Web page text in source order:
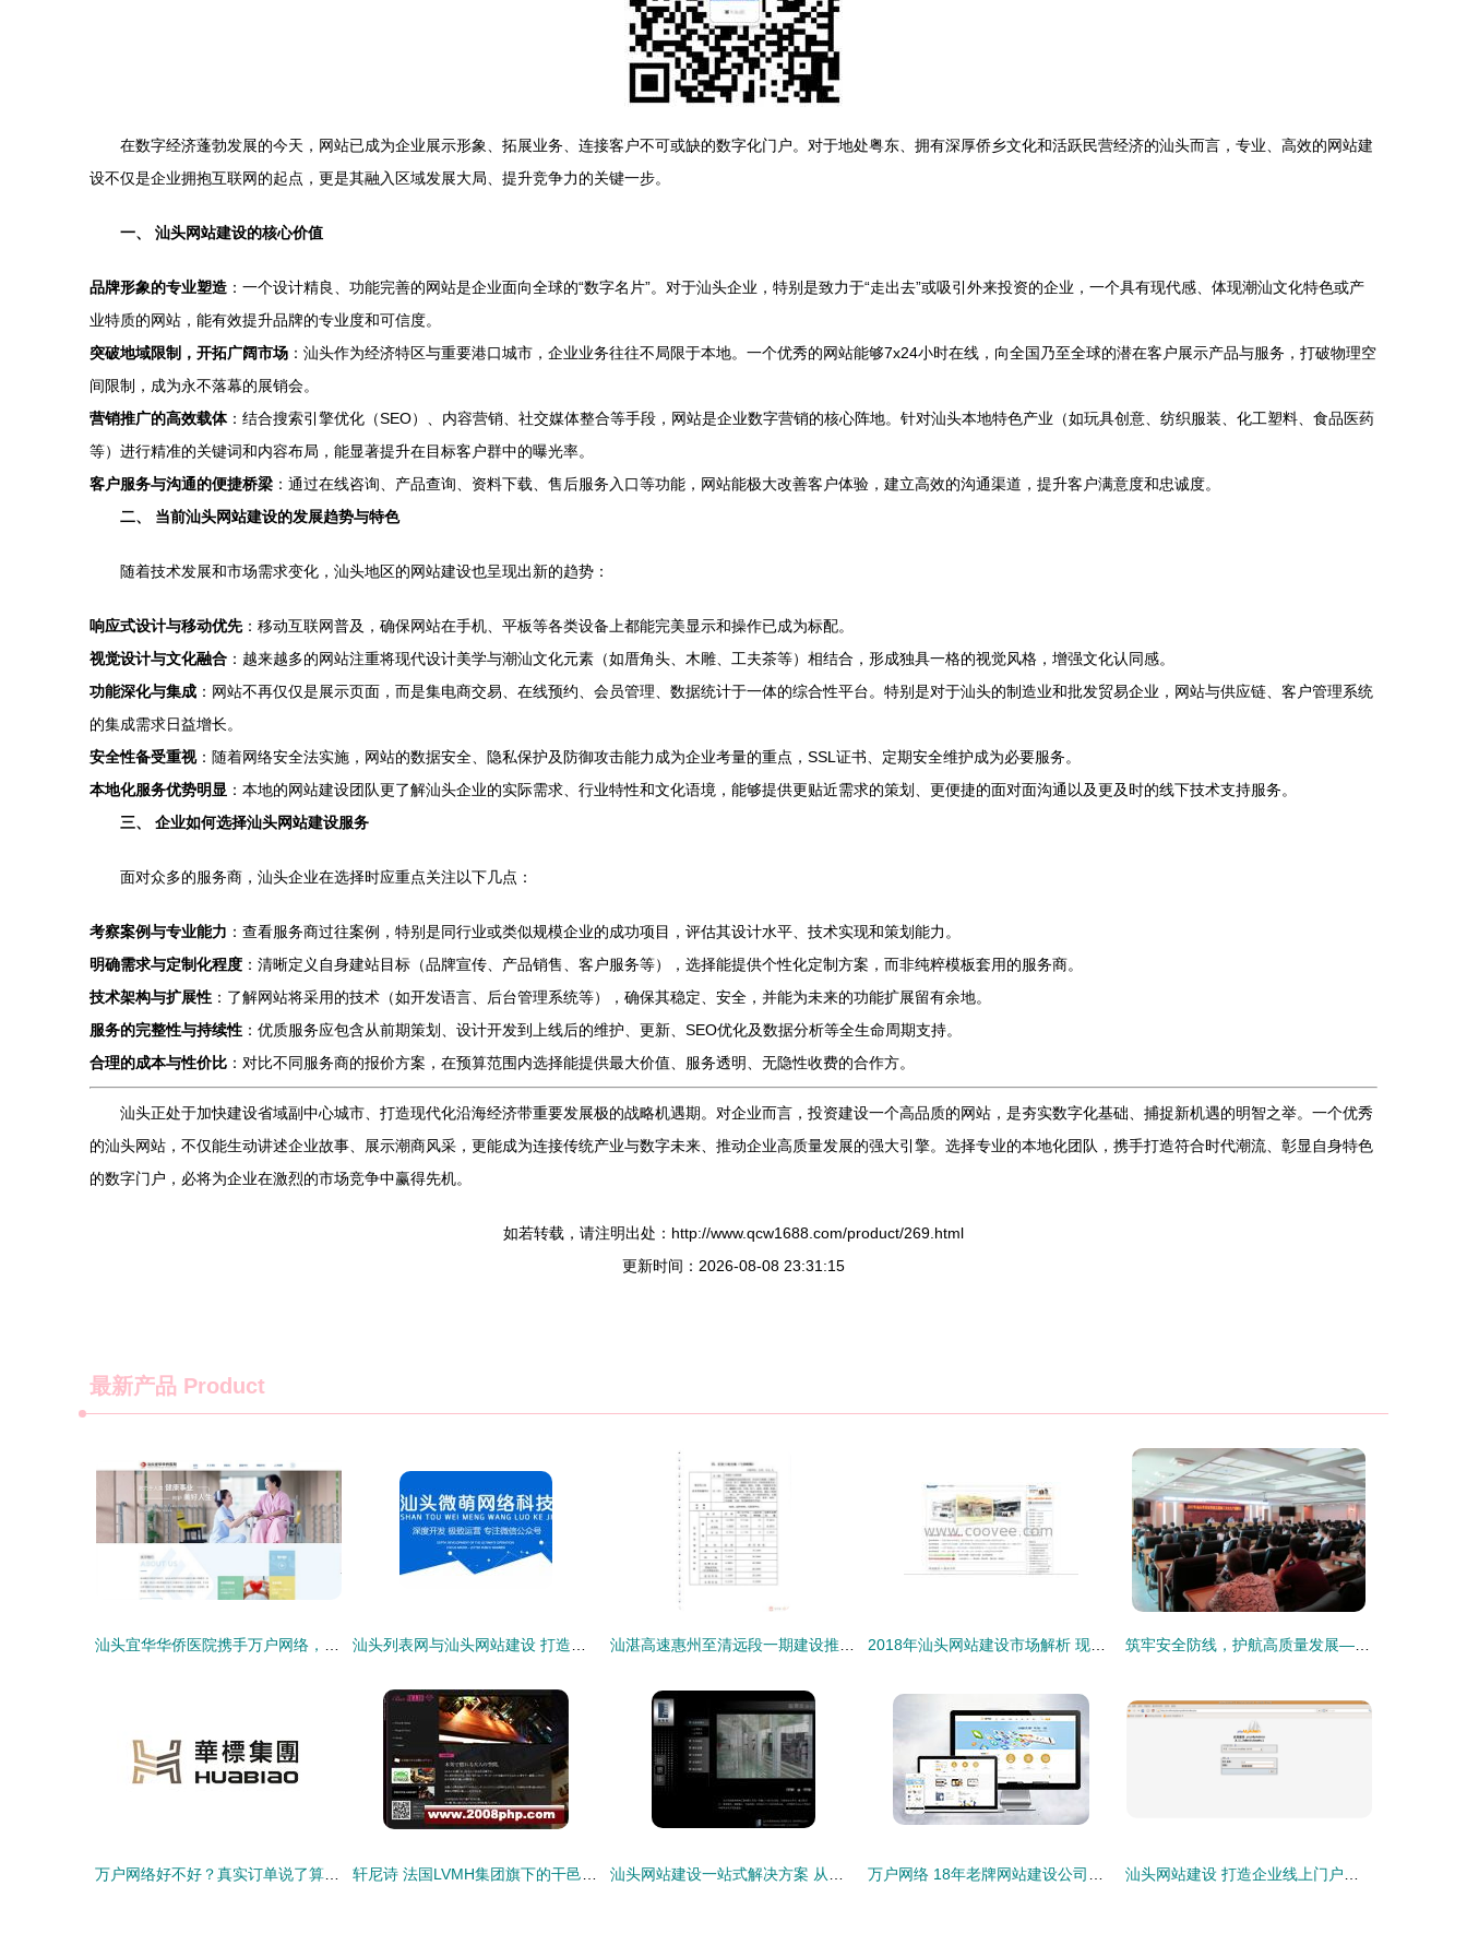
在数字经济蓬勃发展的今天，网站已成为企业展示形象、拓展业务、连接客户不可或缺的数字化门户。对于地处粤东、拥有深厚侨乡文化和活跃民营经济的汕头而言，专业、高效的网站建
设不仅是企业拥抱互联网的起点，更是其融入区域发展大局、提升竞争力的关键一步。
一、 汕头网站建设的核心价值
品牌形象的专业塑造 ：一个设计精良、功能完善的网站是企业面向全球的“数字名片”。对于汕头企业，特别是致力于“走出去”或吸引外来投资的企业，一个具有现代感、体现潮汕文化特色或产
业特质的网站，能有效提升品牌的专业度和可信度。
突破地域限制，开拓广阔市场 ：汕头作为经济特区与重要港口城市，企业业务往往不局限于本地。一个优秀的网站能够7x24小时在线，向全国乃至全球的潜在客户展示产品与服务，打破物理空
间限制，成为永不落幕的展销会。
营销推广的高效载体：结合搜索引擎优化（SEO）、内容营销、社交媒体整合等手段，网站是企业数字营销的核心阵地。针对汕头本地特色产业（如玩具创意、纺织服装、化工塑料、食品医药
等）进行精准的关键词和内容布局，能显著提升在目标客户群中的曝光率。
客户服务与沟通的便捷桥梁 ：通过在线咨询、产品查询、资料下载、售后服务入口等功能，网站能极大改善客户体验，建立高效的沟通渠道，提升客户满意度和忠诚度。
二、 当前汕头网站建设的发展趋势与特色
随着技术发展和市场需求变化，汕头地区的网站建设也呈现出新的趋势：
响应式设计与移动优先：移动互联网普及，确保网站在手机、平板等各类设备上都能完美显示和操作已成为标配。
视觉设计与文化融合 ：越来越多的网站注重将现代设计美学与潮汕文化元素（如厝角头、木雕、工夫茶等）相结合，形成独具一格的视觉风格，增强文化认同感。
功能深化与集成 ：网站不再仅仅是展示页面，而是集电商交易、在线预约、会员管理、数据统计于一体的综合性平台。特别是对于汕头的制造业和批发贸易企业，网站与供应链、客户管理系统
的集成需求日益增长。
安全性备受重视：随着网络安全法实施，网站的数据安全、隐私保护及防御攻击能力成为企业考量的重点，SSL证书、定期安全维护成为必要服务。
本地化服务优势明显 ：本地的网站建设团队更了解汕头企业的实际需求、行业特性和文化语境，能够提供更贴近需求的策划、更便捷的面对面沟通以及更及时的线下技术支持服务。
三、 企业如何选择汕头网站建设服务
面对众多的服务商，汕头企业在选择时应重点关注以下几点：
考察案例与专业能力 ：查看服务商过往案例，特别是同行业或类似规模企业的成功项目，评估其设计水平、技术实现和策划能力。
明确需求与定制化程度 ：清晰定义自身建站目标（品牌宣传、产品销售、客户服务等），选择能提供个性化定制方案，而非纯粹模板套用的服务商。
技术架构与扩展性 ：了解网站将采用的技术（如开发语言、后台管理系统等），确保其稳定、安全，并能为未来的功能扩展留有余地。
服务的完整性与持续性 ：优质服务应包含从前期策划、设计开发到上线后的维护、更新、SEO优化及数据分析等全生命周期支持。
合理的成本与性价比 ：对比不同服务商的报价方案，在预算范围内选择能提供最大价值、服务透明、无隐性收费的合作方。
汕头正处于加快建设省域副中心城市、打造现代化沿海经济带重要发展极的战略机遇期。对企业而言，投资建设一个高品质的网站，是夯实数字化基础、捕捉新机遇的明智之举。一个优秀
的汕头网站，不仅能生动讲述企业故事、展示潮商风采，更能成为连接传统产业与数字未来、推动企业高质量发展的强大引擎。选择专业的本地化团队，携手打造符合时代潮流、彰显自身特色
的数字门户，必将为企业在激烈的市场竞争中赢得先机。
如若转载，请注明出处：http://www.qcw1688.com/product/269.html
更新时间：2026-08-08 23:31:15
最新产品 Product